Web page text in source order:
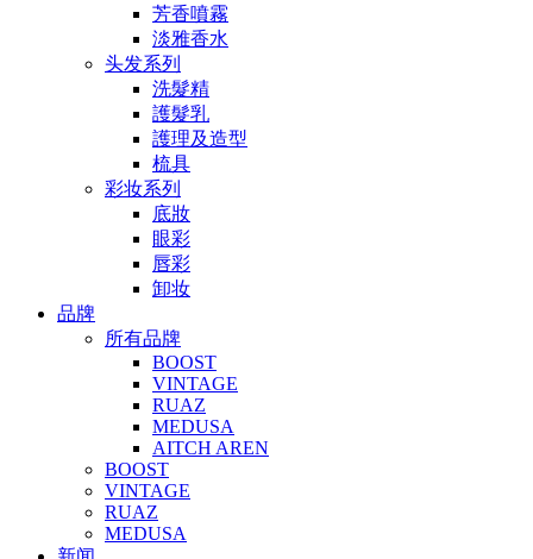
芳香噴霧
淡雅香水
头发系列
洗髮精
護髮乳
護理及造型
梳具
彩妆系列
底妝
眼彩
唇彩
卸妆
品牌
所有品牌
BOOST
VINTAGE
RUAZ
MEDUSA
AITCH AREN
BOOST
VINTAGE
RUAZ
MEDUSA